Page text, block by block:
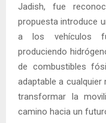
Jadish, fue
propuesta introduce
a los vehículos
produciendo
de combustibles
adaptable a
transformar la
camino hacia un